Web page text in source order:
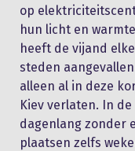
op
hun licht en
heeft de vijand
steden
alleen al in deze
Kiev verlaten. In
dagenlang zonder
plaatsen zelfs